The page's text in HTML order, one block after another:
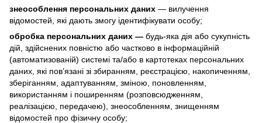
знеособлення персональних даних — вилучення
відомостей, які дають змогу ідентифікувати особу;
обробка персональних даних — будь-яка дія або сукупність
дій, здійснених повністю або частково в інформаційній
(автоматизованій) системі та/або в картотеках персональних
даних, які пов’язані зі збиранням, реєстрацією, накопиченням,
зберіганням, адаптуванням, зміною, поновленням,
використанням і поширенням (розповсюдженням,
реалізацією, передачею), знеособленням, знищенням
відомостей про фізичну особу;